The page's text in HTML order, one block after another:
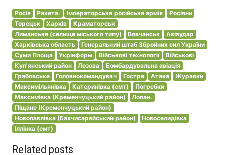
Росія Ракета. Імператорська російська армія
Росіяни
Торецьк
Харків
Краматорськ
Лиманське (селище міського типу)
Вовчанськ
Авіаудар
Харківська область
Генеральний штаб Збройних сил України
Суми Площа
Укрінформ Військові технології
Військові
Куп'янський район
Лозова
Бомбардувальна авіація
Грабовське
Головнокомандувач Гостре Атака
Журавки
Максимільянівка
Катеринівка (смт)
Погребки
Максимівка (Кременчуцький район)
Лопан.
Піщане (Кременчуцький район)
Новопавлівка (Бахчисарайський район)
Новоселидівка
Іллінка (смт)
Related posts